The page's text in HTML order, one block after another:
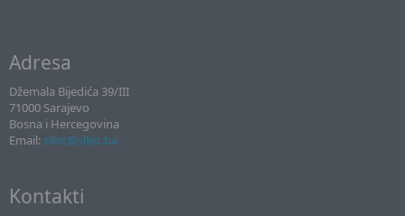
Adresa
Džemala Bijedića 39/III
71000 Sarajevo
Bosna i Hercegovina
Email: sllist@sllist.ba
Kontakti